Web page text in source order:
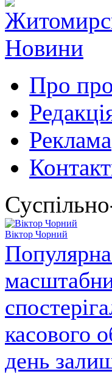
Про
Реклама
Віктор Чорний
касового
день